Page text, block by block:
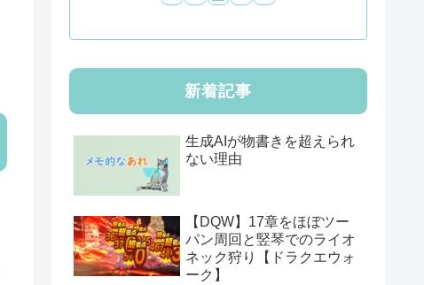
新着記事
生成AIが物書きを超えられ
ない理由
【DQW】17章をほぼツー
パン周回と竪琴でのライオ
ネック狩り【ドラクエウォ
ーク】